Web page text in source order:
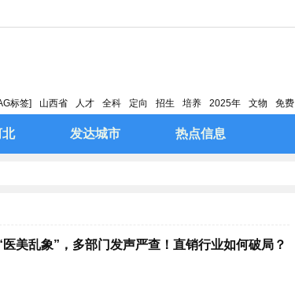
标签] 山西省 人才 全科 定向 招生 培养 2025年 文物 免费
北 发达城市 热点信息
美乱象”，多部门发声严查！直销行业如何破局？